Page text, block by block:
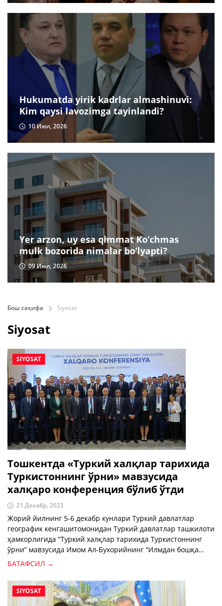
Hukumatda yirik kadrlar almashinuvi:
Kim qaysi lavozimga tayinlandi?
10 Июл, 2026
Yer arzon, uy esa qimmat Ko‘chmas
mulk bozorida nimalar bo‘lyapti?
09 Июл, 2026
Бош саҳифа Siyosat
Siyosat
SIYOSAT
Тошкентда «Туркий халқлар тарихида
Туркистоннинг ўрни» мавзусида
халқаро конференция бўлиб ўтди
21 Декабр, 2023
Жорий йилнинг 5-6 декабр кунлари Туркий давлатлар
географик кенгашитомонидан Туркий давлатлар ташкилоти
ҳамкорлигида “Туркий халқлар тарихида Туркистоннинг
ўрни” мавзусида Имом Ал-Бухорийнинг “Илмдан бошқа
нажот йўқ” шиори остида халқаро конференция ташкил
БАТАФСИЛ →
SIYOSAT